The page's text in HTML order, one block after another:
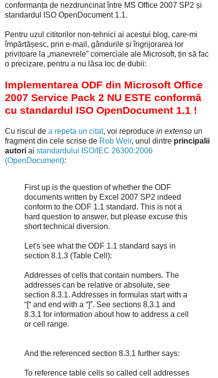
conformanța de nezdruncinat între MS Office 2007 SP2 și
standardul ISO OpenDocument 1.1.
Pentru uzul cititorilor non-tehnici ai acestui blog, care-mi
împărtășesc, prin e-mail, gândurile și îngrijorarea lor
privitoare la „manevrele” comerciale ale Microsoft, țin să fac
o precizare, pentru a nu lăsa loc de dubii:
Implementarea ODF din Microsoft Office
2007 Service Pack 2 NU ESTE conformă
cu standardul ISO OpenDocument 1.1 !
Cu riscul de a repeta un citat, voi reproduce in extenso un
fragment din cele scrise de Rob Weir, unul dintre principalii
autori ai standardului ISO/IEC 26300:2006
(OpenDocument):
First up is the question of whether the ODF
documents written by Excel 2007 SP2 indeed
conform to the ODF 1.1 standard. This is not a
hard question to answer, but please excuse this
short technical diversion.
Let's see what the ODF 1.1 standard says in
section 8.1.3 (Table Cell):
Addresses of cells that contain numbers. The
addresses can be relative or absolute, see
section 8.3.1. Addresses in formulas start with a
“[“ and end with a “]”. See sections 8.3.1 and
8.3.1 for information about how to address a cell
or cell range.
And the referenced section 8.3.1 further says:
To reference table cells so called cell addresses